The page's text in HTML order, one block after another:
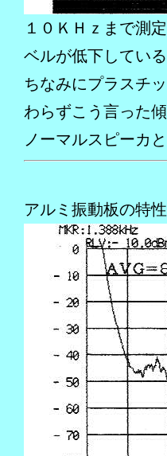
１０ＫＨｚまで測
ベルが低下している
ちなみにプラスチ
わらずこう言った
ノーマルスピーカ
アルミ振動板の特